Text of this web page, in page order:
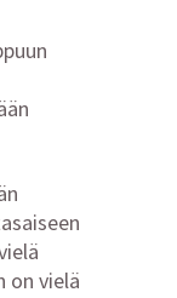
on vielä